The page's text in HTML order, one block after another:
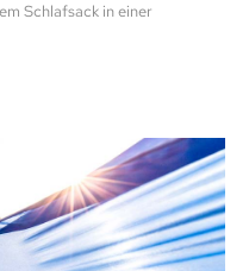
Schlafsack in einer